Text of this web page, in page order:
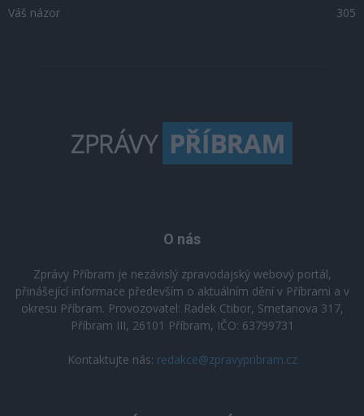
Váš názor
305
O nás
Zprávy Příbram je nezávislý zpravodajský webový portál,
přinášející informace především o aktuálním dění v Příbrami a v
okresu Příbram. Provozovatel: Radek Ctibor, Smetanova 317,
Příbram III, 26101 Příbram, IČO: 63799731
Kontaktujte nás: redakce@zpravypribram.cz